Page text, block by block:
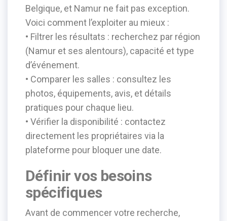
Belgique, et Namur ne fait pas exception.
Voici comment l’exploiter au mieux :
• Filtrer les résultats : recherchez par région
(Namur et ses alentours), capacité et type
d’événement.
• Comparer les salles : consultez les
photos, équipements, avis, et détails
pratiques pour chaque lieu.
• Vérifier la disponibilité : contactez
directement les propriétaires via la
plateforme pour bloquer une date.
Définir vos besoins
spécifiques
Avant de commencer votre recherche,